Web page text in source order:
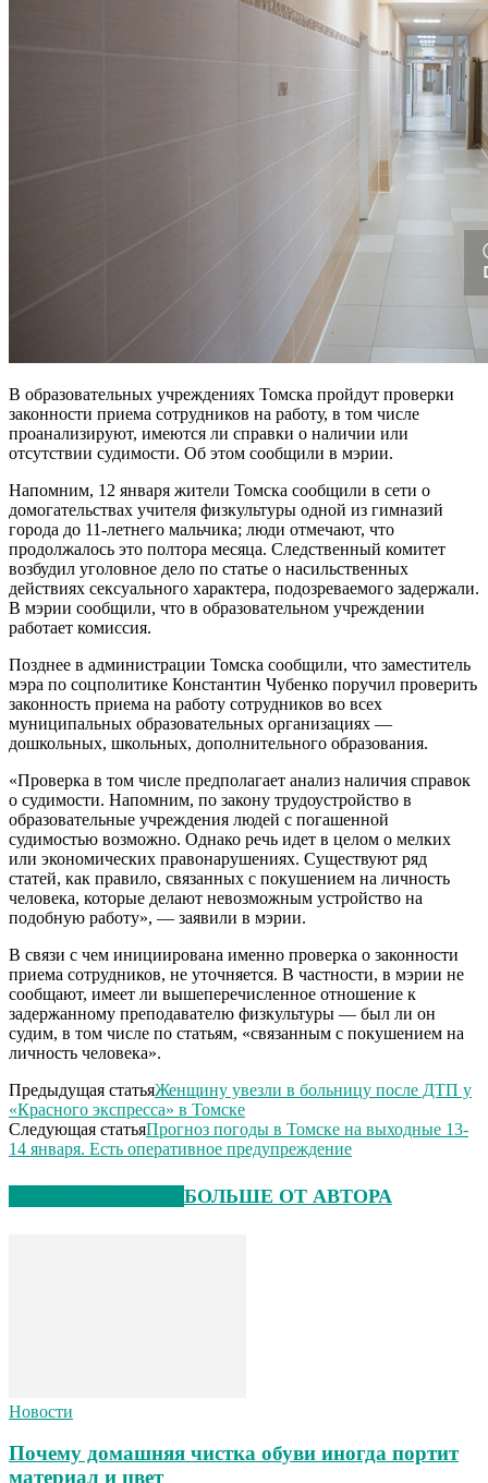
В образовательных учреждениях Томска пройдут проверки
законности приема сотрудников на работу, в том числе
проанализируют, имеются ли справки о наличии или
отсутствии судимости. Об этом сообщили в мэрии.
Напомним, 12 января жители Томска сообщили в сети о
домогательствах учителя физкультуры одной из гимназий
города до 11-летнего мальчика; люди отмечают, что
продолжалось это полтора месяца. Следственный комитет
возбудил уголовное дело по статье о насильственных
действиях сексуального характера, подозреваемого задержали.
В мэрии сообщили, что в образовательном учреждении
работает комиссия.
Позднее в администрации Томска сообщили, что заместитель
мэра по соцполитике Константин Чубенко поручил проверить
законность приема на работу сотрудников во всех
муниципальных образовательных организациях —
дошкольных, школьных, дополнительного образования.
«Проверка в том числе предполагает анализ наличия справок
о судимости. Напомним, по закону трудоустройство в
образовательные учреждения людей с погашенной
судимостью возможно. Однако речь идет в целом о мелких
или экономических правонарушениях. Существуют ряд
статей, как правило, связанных с покушением на личность
человека, которые делают невозможным устройство на
подобную работу», — заявили в мэрии.
В связи с чем инициирована именно проверка о законности
приема сотрудников, не уточняется. В частности, в мэрии не
сообщают, имеет ли вышеперечисленное отношение к
задержанному преподавателю физкультуры — был ли он
судим, в том числе по статьям, «связанным с покушением на
личность человека».
Предыдущая статьяЖенщину увезли в больницу после ДТП у
«Красного экспресса» в Томске
Следующая статьяПрогноз погоды в Томске на выходные 13-
14 января. Есть оперативное предупреждение
БОЛЬШЕ ОТ АВТОРА
Новости
Почему домашняя чистка обуви иногда портит
материал и цвет